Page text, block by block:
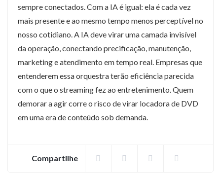
sempre conectados. Com a IA é igual: ela é cada vez
mais presente e ao mesmo tempo menos perceptível no
nosso cotidiano. A IA deve virar uma camada invisível
da operação, conectando precificação, manutenção,
marketing e atendimento em tempo real. Empresas que
entenderem essa orquestra terão eficiência parecida
com o que o streaming fez ao entretenimento. Quem
demorar a agir corre o risco de virar locadora de DVD
em uma era de conteúdo sob demanda.
Compartilhe